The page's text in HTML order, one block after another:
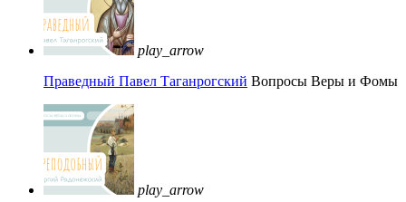
play_arrow
Праведный Павел Таганрогский Вопросы Веры и Фомы
play_arrow